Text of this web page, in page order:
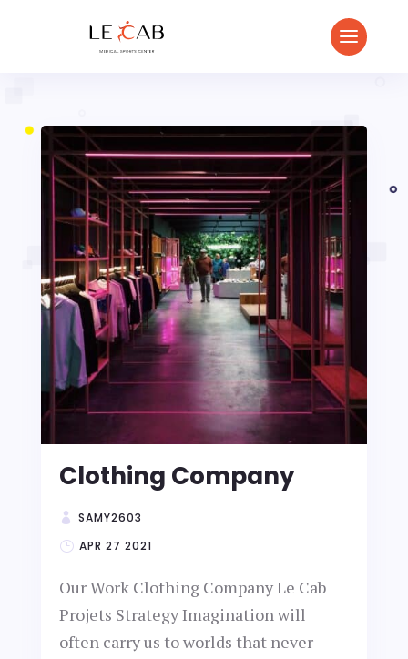
Clothing Company
SAMY2603
APR 27 2021
Our Work Clothing Company Le Cab
Projets Strategy Imagination will
often carry us to worlds that never